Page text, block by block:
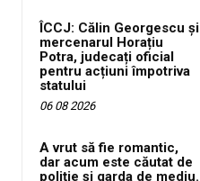
ÎCCJ: Călin Georgescu și
mercenarul Horațiu
Potra, judecați oficial
pentru acțiuni împotriva
statului
06 08 2026
A vrut să fie romantic,
dar acum este căutat de
poliție și garda de mediu.